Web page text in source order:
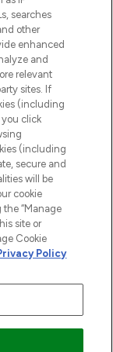
searches
other
enhanced
and
relevant
sites. If
(including
you click
(including
secure and
will be
cookie
“Manage
site or
Cookie
Policy